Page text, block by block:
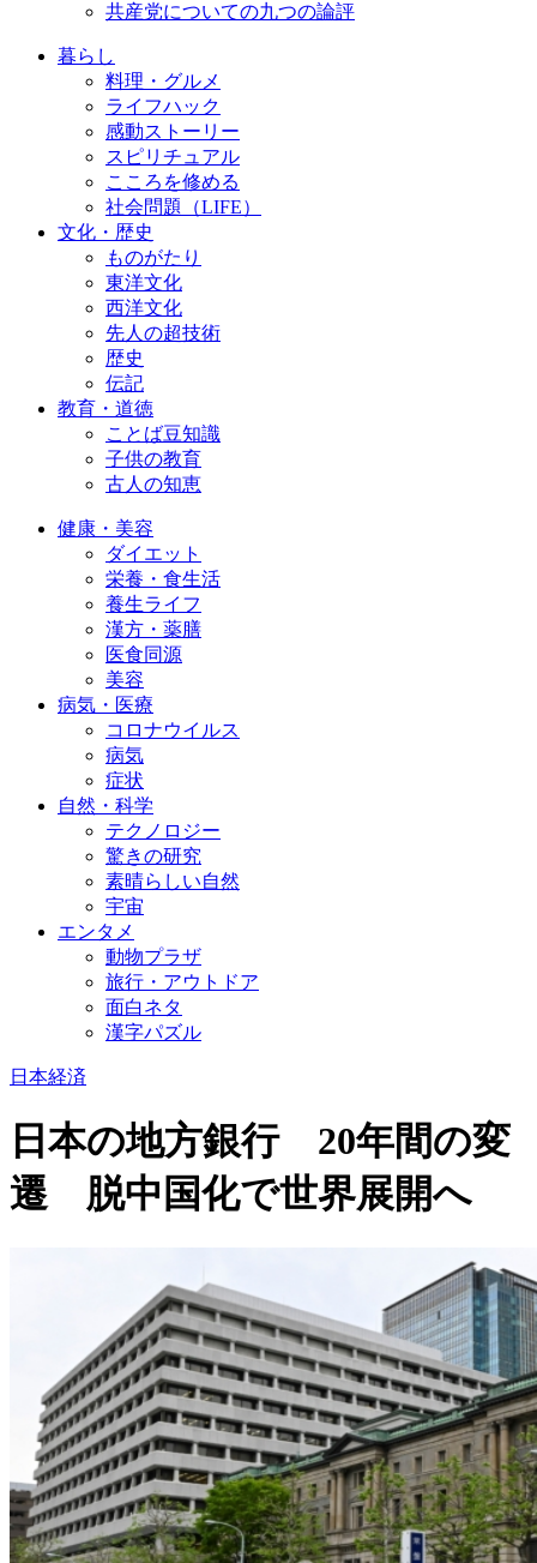
共産党についての九つの論評
暮らし
料理・グルメ
ライフハック
感動ストーリー
スピリチュアル
こころを修める
社会問題（LIFE）
文化・歴史
ものがたり
東洋文化
西洋文化
先人の超技術
歴史
伝記
教育・道徳
ことば豆知識
子供の教育
古人の知恵
健康・美容
ダイエット
栄養・食生活
養生ライフ
漢方・薬膳
医食同源
美容
病気・医療
コロナウイルス
病気
症状
自然・科学
テクノロジー
驚きの研究
素晴らしい自然
宇宙
エンタメ
動物プラザ
旅行・アウトドア
面白ネタ
漢字パズル
日本経済
日本の地方銀行 20年間の変
遷 脱中国化で世界展開へ